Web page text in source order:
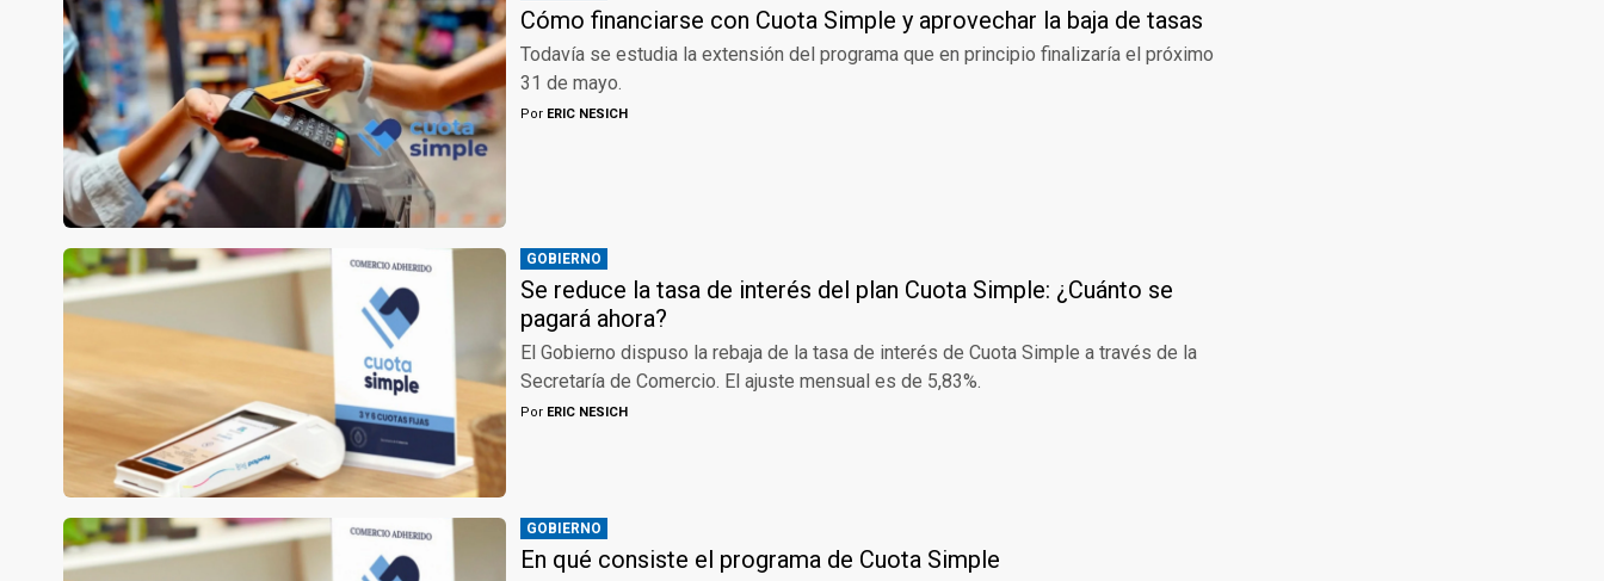
Cómo financiarse con Cuota Simple y aprovechar la baja de tasas
Todavía se estudia la extensión del programa que en principio finalizaría el próximo
31 de mayo.
Por ERIC NESICH
GOBIERNO
Se reduce la tasa de interés del plan Cuota Simple: ¿Cuánto se
pagará ahora?
El Gobierno dispuso la rebaja de la tasa de interés de Cuota Simple a través de la
Secretaría de Comercio. El ajuste mensual es de 5,83%.
Por ERIC NESICH
GOBIERNO
En qué consiste el programa de Cuota Simple